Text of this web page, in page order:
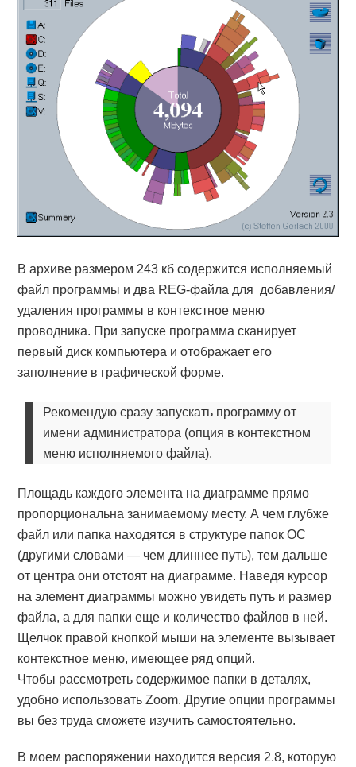
В архиве размером 243 кб содержится исполняемый
файл программы и два REG-файла для добавления/
удаления программы в контекстное меню
проводника. При запуске программа сканирует
первый диск компьютера и отображает его
заполнение в графической форме.
Рекомендую сразу запускать программу от
имени администратора (опция в контекстном
меню исполняемого файла).
Площадь каждого элемента на диаграмме прямо
пропорциональна занимаемому месту. А чем глубже
файл или папка находятся в структуре папок ОС
(другими словами — чем длиннее путь), тем дальше
от центра они отстоят на диаграмме. Наведя курсор
на элемент диаграммы можно увидеть путь и размер
файла, а для папки еще и количество файлов в ней.
Щелчок правой кнопкой мыши на элементе вызывает
контекстное меню, имеющее ряд опций.
Чтобы рассмотреть содержимое папки в деталях,
удобно использовать Zoom. Другие опции программы
вы без труда сможете изучить самостоятельно.
В моем распоряжении находится версия 2.8, которую